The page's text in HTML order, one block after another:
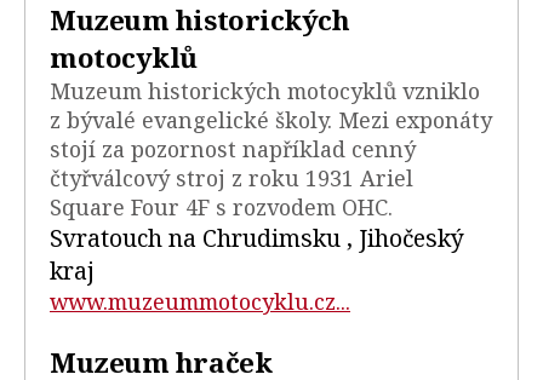
Muzeum historických
motocyklů
Muzeum historických motocyklů vzniklo
z bývalé evangelické školy. Mezi exponáty
stojí za pozornost například cenný
čtyřválcový stroj z roku 1931 Ariel
Square Four 4F s rozvodem OHC.
Svratouch na Chrudimsku , Jihočeský
kraj
www.muzeummotocyklu.cz...
Muzeum hraček